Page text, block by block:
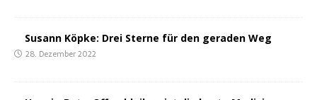
Susann Köp­ke: Drei Ster­ne für den gera­den Weg
28. Dezember 2022